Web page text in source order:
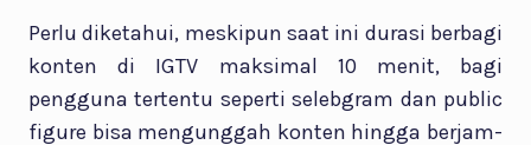
Perlu diketahui, meskipun saat ini durasi berbagi
konten di IGTV maksimal 10 menit, bagi
pengguna tertentu seperti selebgram dan public
figure bisa mengunggah konten hingga berjam-